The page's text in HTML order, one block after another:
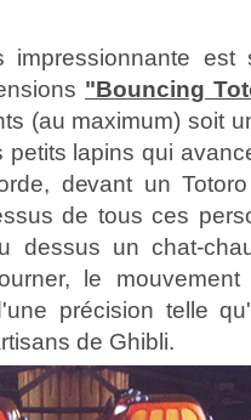
est
"Bouncing
(au maximum) soit
petits lapins qui
devant un
de tous ces
dessus un chat-
le
précision telle
de Ghibli.